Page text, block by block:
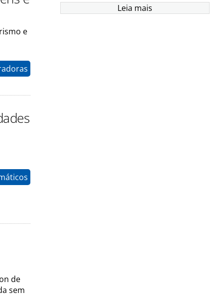
e
de
sem
Leia mais